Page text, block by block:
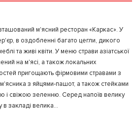
м'ясний ресторан «Каркас». У
в оздобленні багато цегли, дикого
та живі квіти. У меню страви азіатської
на м'ясі, а також локальних
пригощають фірмовими стравами з
з яйцями-пашот, а також стейками
і свіжою зеленню. Серед напоїв велику
в закладі велика...